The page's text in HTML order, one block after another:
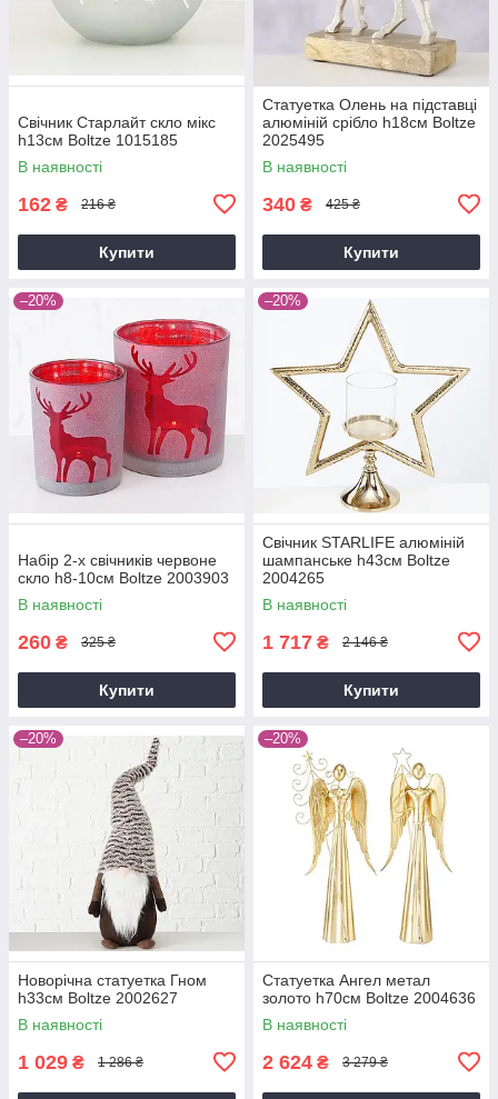
Свічник Старлайт скло мікс
h13см Boltze 1015185
В наявності
162 ₴ 216 ₴
Купити
Статуетка Олень на підставці
алюміній срібло h18см Boltze
2025495
В наявності
340 ₴ 425 ₴
Купити
–20%
Набір 2-х свічників червоне
скло h8-10см Boltze 2003903
В наявності
260 ₴ 325 ₴
Купити
–20%
Свічник STARLIFE алюміній
шампанське h43см Boltze
2004265
В наявності
1 717 ₴ 2 146 ₴
Купити
–20%
Новорічна статуетка Гном
h33см Boltze 2002627
В наявності
1 029 ₴ 1 286 ₴
–20%
Статуетка Ангел метал
золото h70см Boltze 2004636
В наявності
2 624 ₴ 3 279 ₴